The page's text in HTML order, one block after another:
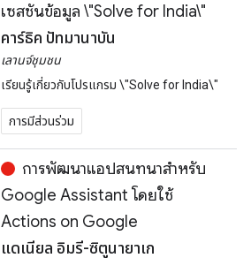
เซสชันข้อมูล \"Solve for India\"
คาร์ธิค ปัทมานาบัน
เลานจ์ชุมชน
เรียนรู้เกี่ยวกับโปรแกรม \"Solve for India\"
การมีส่วนร่วม
การพัฒนาแอปสนทนาสำหรับ
Google Assistant โดยใช้
Actions on Google
แดเนียล อิมรี-ซิตูนายาเก